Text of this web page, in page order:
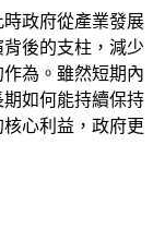
政府從產業發展
後的支柱，減少
為。雖然短期內
如何能持續保持
心利益，政府更